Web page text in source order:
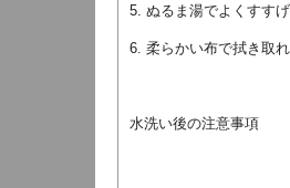
5. ぬるま湯でよくすす
6. 柔らかい布で拭き取
水洗い後の注意事項